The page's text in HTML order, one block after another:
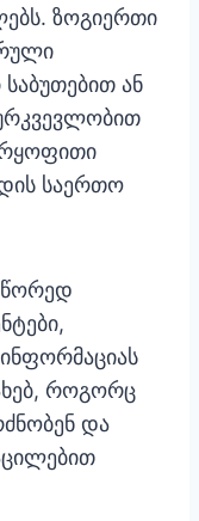
ზოგიერთი
ან
საერთო
როგორც
და